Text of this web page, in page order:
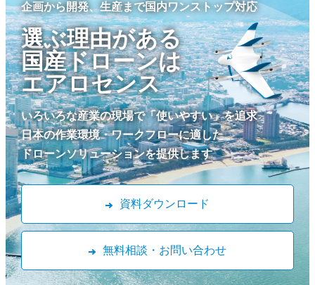
企画から開発、生産まで国内ワンストップ対応
選ぶ理由がある
国産ドローンは
エアロセンス
いろいろな産業の現場で「使いやすい」を追求
日本の作業環境・ワークフローに適した
ドローンソリューションを提供します
資料ダウンロード
無料相談・お問い合わせ